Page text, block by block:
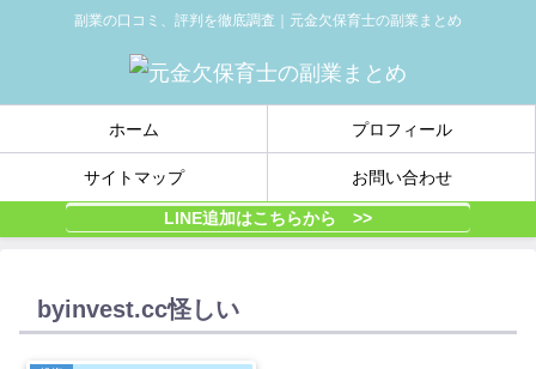
副業の口コミ、評判を徹底調査｜元金欠保育士の副業まとめ
ホーム プロフィール
サイトマップ お問い合わせ
LINE追加はこちらから >>
byinvest.cc怪しい